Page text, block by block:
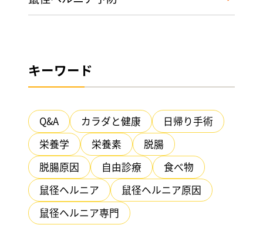
キーワード
Q&A カラダと健康
日帰り手術
栄養学
栄養素
脱腸
脱腸原因
自由診療
食べ物
鼠径ヘルニア
鼠径ヘルニア原因
鼠径ヘルニア専門